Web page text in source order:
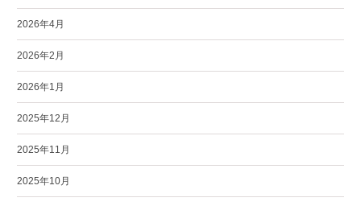
2026年4月
2026年2月
2026年1月
2025年12月
2025年11月
2025年10月